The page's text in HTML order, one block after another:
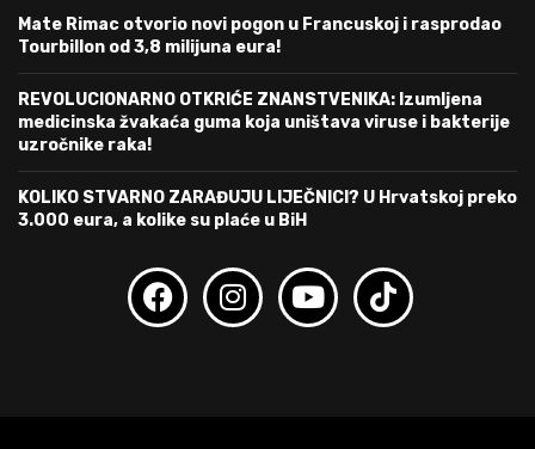
Mate Rimac otvorio novi pogon u Francuskoj i rasprodao
Tourbillon od 3,8 milijuna eura!
REVOLUCIONARNO OTKRIĆE ZNANSTVENIKA: Izumljena
medicinska žvakaća guma koja uništava viruse i bakterije
uzročnike raka!
KOLIKO STVARNO ZARAĐUJU LIJEČNICI? U Hrvatskoj preko
3.000 eura, a kolike su plaće u BiH